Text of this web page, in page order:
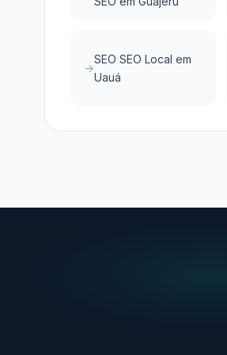
SEO SEO Local em
Uauá